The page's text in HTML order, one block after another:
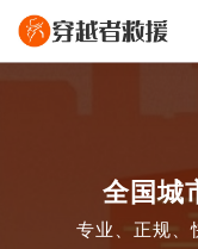
全国城
专业、正规、